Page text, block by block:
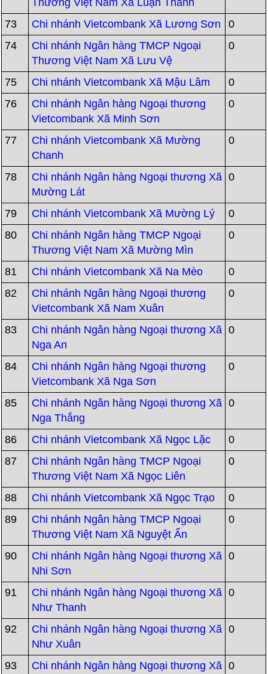
Thương Việt Nam Xã Luận Thành
73
Chi nhánh Vietcombank Xã Lương Sơn
0
74
Chi nhánh Ngân hàng TMCP Ngoại
Thương Việt Nam Xã Lưu Vệ
0
75 Chi nhánh Vietcombank Xã Mậu Lâm
0
76
Chi nhánh Ngân hàng Ngoại thương
Vietcombank Xã Minh Sơn
0
77
Chi nhánh Vietcombank Xã Mường
Chanh
0
78
Chi nhánh Ngân hàng Ngoại thương Xã
Mường Lát
0
79 Chi nhánh Vietcombank Xã Mường Lý
0
80
Chi nhánh Ngân hàng TMCP Ngoại
Thương Việt Nam Xã Mường Mìn
0
81 Chi nhánh Vietcombank Xã Na Mèo
0
82
Chi nhánh Ngân hàng Ngoại thương
Vietcombank Xã Nam Xuân
0
83
Chi nhánh Ngân hàng Ngoại thương Xã
Nga An
0
84
Chi nhánh Ngân hàng Ngoại thương
Vietcombank Xã Nga Sơn
0
85
Chi nhánh Ngân hàng Ngoại thương Xã
Nga Thắng
0
86 Chi nhánh Vietcombank Xã Ngọc Lặc
0
87
Chi nhánh Ngân hàng TMCP Ngoại
Thương Việt Nam Xã Ngọc Liên
0
88 Chi nhánh Vietcombank Xã Ngọc Trạo
0
89
Chi nhánh Ngân hàng TMCP Ngoại
Thương Việt Nam Xã Nguyệt Ấn
0
90
Chi nhánh Ngân hàng Ngoại thương Xã
Nhi Sơn
0
91
Chi nhánh Ngân hàng Ngoại thương Xã
Như Thanh
0
92
Chi nhánh Ngân hàng Ngoại thương Xã
Như Xuân
0
93
Chi nhánh Ngân hàng Ngoại thương Xã 0